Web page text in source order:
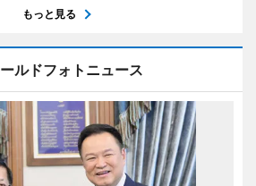
もっと見る
ルドフォトニュース